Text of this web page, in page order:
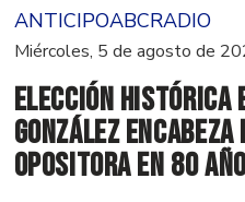
ANTICIPOABCRADIO
Miércoles, 5 de agosto de
Elección histórica
González
opositora en 80